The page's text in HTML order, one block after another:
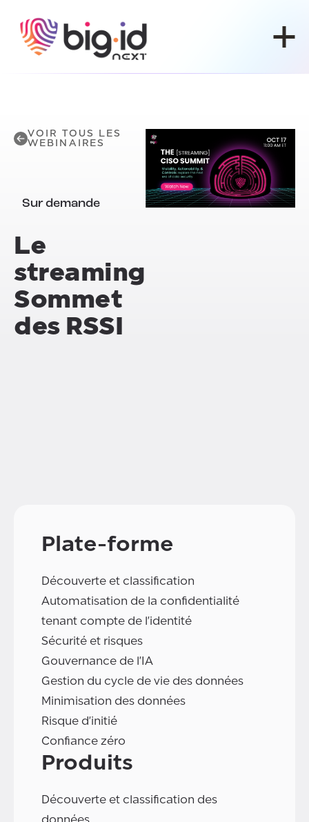
VOIR TOUS LES
WEBINAIRES
Sur demande
Le
streaming
Sommet
des RSSI
Plate-forme
Découverte et classification
Automatisation de la confidentialité
tenant compte de l'identité
Sécurité et risques
Gouvernance de l'IA
Gestion du cycle de vie des données
Minimisation des données
Risque d'initié
Confiance zéro
Produits
Découverte et classification des